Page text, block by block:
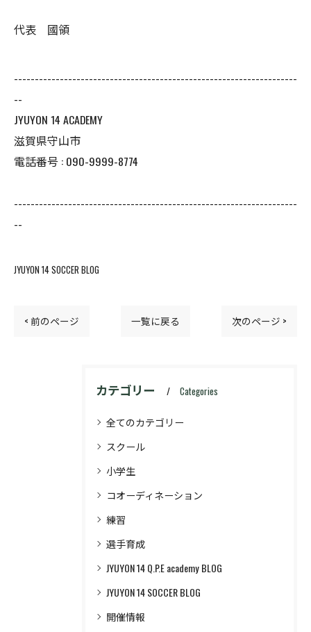
代表 國領
--------------------------------------------------------------------
--
JYUYON 14 ACADEMY
滋賀県守山市
電話番号 : 090-9999-8774
--------------------------------------------------------------------
--
JYUYON 14 SOCCER BLOG
< 前のページ 一覧に戻る 次のページ >
カテゴリー Categories
全てのカテゴリー
スクール
小学生
コオーディネーション
練習
選手育成
JYUYON 14 Q.P.E academy BLOG
JYUYON 14 SOCCER BLOG
開催情報